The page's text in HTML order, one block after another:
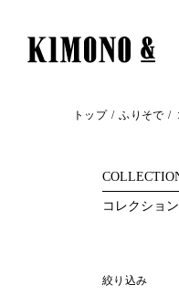
トップ ふりそで
コレクショ
絞り込み